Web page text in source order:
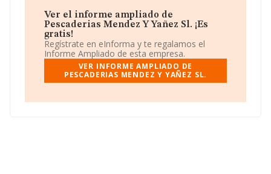
exportación.
La compañía
Pescaderias Mendez y Yañez S.L
B66446535, se encuentra en Calle Santalo Mercat
Galvany núm. 65 Paradas 250 251, (08021), Barcelona,
Cataluña.
En relación con el sector y disponiendo de los datos de
nacional alcanza los 916 millones de euros y se estima
Ver el informe ampliado de
Pescaderias Mendez Y Yañez Sl. ¡Es
gratis!
Regístrate en eInforma y te regalamos el
Informe Ampliado de esta empresa.
VER INFORME AMPLIADO DE
PESCADERIAS MENDEZ Y YAÑEZ SL.